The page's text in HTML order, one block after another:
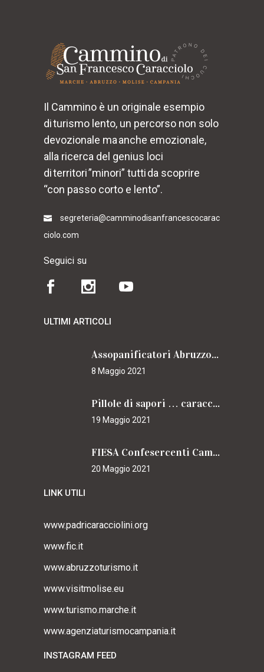
Il Cammino è un originale esempio
di turismo lento, un percorso non solo
devozionale ma anche emozionale,
alla ricerca del genius loci
di territori ”minori” tutti da scoprire
“con passo corto e lento”.
segreteria@camminodisanfrancescocarac
ciolo.com
Seguici su
ULTIMI ARTICOLI
Assopanificatori Abruzzo e Molise insieme per il Cammino
8 Maggio 2021
Pillole di sapori … caracciolini
19 Maggio 2021
FIESA Confesercenti Campania per il Cammino
20 Maggio 2021
LINK UTILI
www.padricaracciolini.org
www.fic.it
www.abruzzoturismo.it
www.visitmolise.eu
www.turismo.marche.it
www.agenziaturismocampania.it
INSTAGRAM FEED